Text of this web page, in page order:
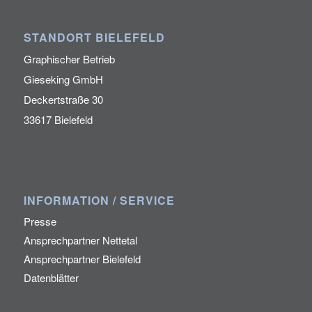
STANDORT BIELEFELD
Graphischer Betrieb
Gieseking GmbH
Deckertstraße 30
33617 Bielefeld
INFORMATION / SERVICE
Presse
Ansprechpartner Nettetal
Ansprechpartner Bielefeld
Datenblätter